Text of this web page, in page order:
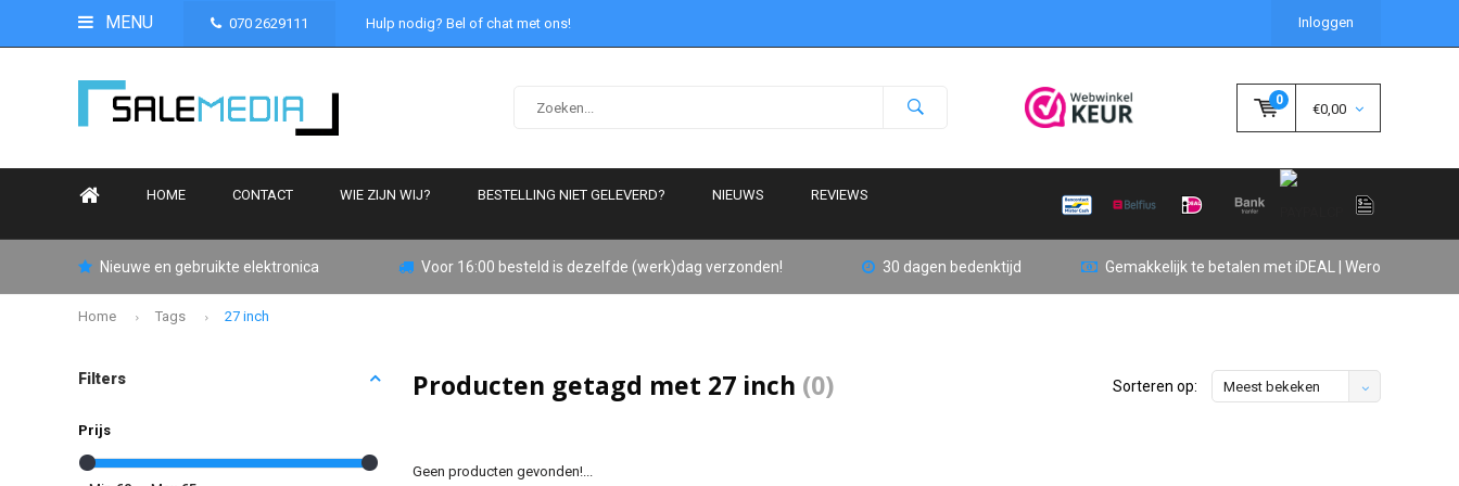
MENU 070 2629111 Hulp nodig? Bel of chat met ons! Inloggen
0
€0,00
HOME CONTACT WIE ZIJN WIJ? BESTELLING NIET GELEVERD? NIEUWS REVIEWS
Nieuwe en gebruikte elektronica Voor 16:00 besteld is dezelfde (werk)dag verzonden! 30 dagen bedenktijd Gemakkelijk te betalen met iDEAL | Wero
Home Tags 27 inch
Filters
Prijs
Producten getagd met 27 inch (0) Sorteren op: Meest bekeken
Geen producten gevonden!...